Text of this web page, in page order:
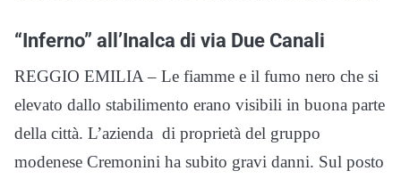
“Inferno” all’Inalca di via Due Canali
REGGIO EMILIA – Le fiamme e il fumo nero che si
elevato dallo stabilimento erano visibili in buona parte
della città. L’azienda di proprietà del gruppo
modenese Cremonini ha subito gravi danni. Sul posto